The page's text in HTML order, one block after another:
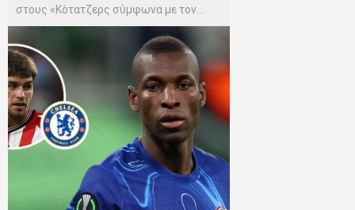
στους «Κότατζερς σύμφωνα με τον...